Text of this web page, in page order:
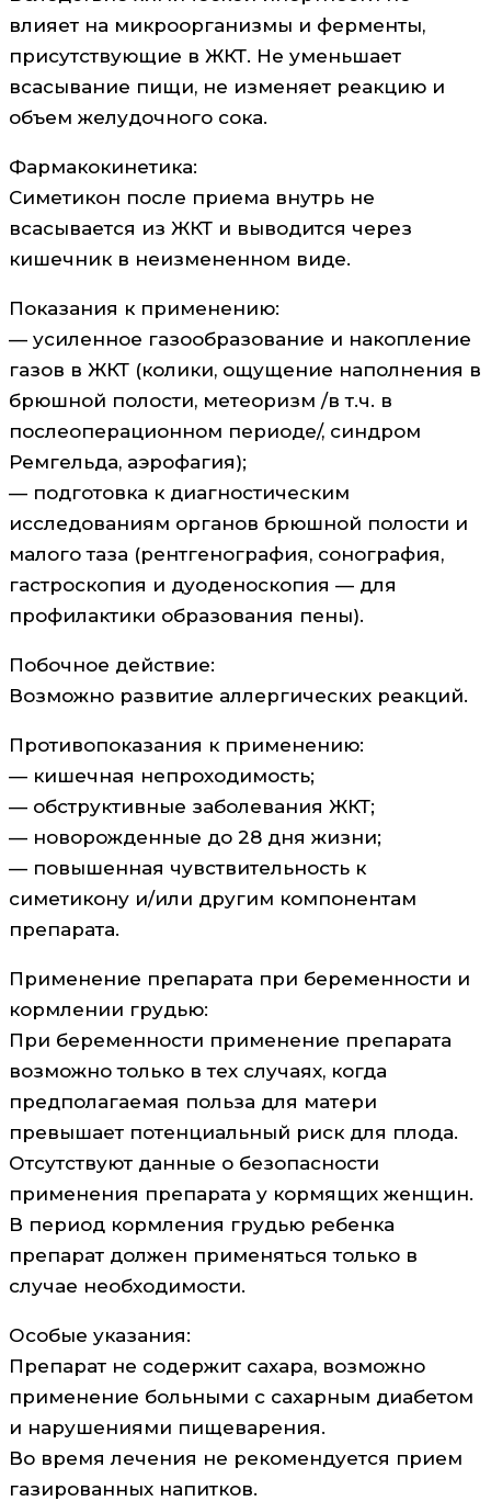
влияет на микроорганизмы и ферменты,
присутствующие в ЖКТ. Не уменьшает
всасывание пищи, не изменяет реакцию и
объем желудочного сока.
Фармакокинетика:
Симетикон после приема внутрь не
всасывается из ЖКТ и выводится через
кишечник в неизмененном виде.
Показания к применению:
— усиленное газообразование и накопление
газов в ЖКТ (колики, ощущение наполнения в
брюшной полости, метеоризм /в т.ч. в
послеоперационном периоде/, синдром
Ремгельда, аэрофагия);
— подготовка к диагностическим
исследованиям органов брюшной полости и
малого таза (рентгенография, сонография,
гастроскопия и дуоденоскопия — для
профилактики образования пены).
Побочное действие:
Возможно развитие аллергических реакций.
Противопоказания к применению:
— кишечная непроходимость;
— обструктивные заболевания ЖКТ;
— новорожденные до 28 дня жизни;
— повышенная чувствительность к
симетикону и/или другим компонентам
препарата.
Применение препарата при беременности и
кормлении грудью:
При беременности применение препарата
возможно только в тех случаях, когда
предполагаемая польза для матери
превышает потенциальный риск для плода.
Отсутствуют данные о безопасности
применения препарата у кормящих женщин.
В период кормления грудью ребенка
препарат должен применяться только в
случае необходимости.
Особые указания:
Препарат не содержит сахара, возможно
применение больными с сахарным диабетом
и нарушениями пищеварения.
Во время лечения не рекомендуется прием
газированных напитков.